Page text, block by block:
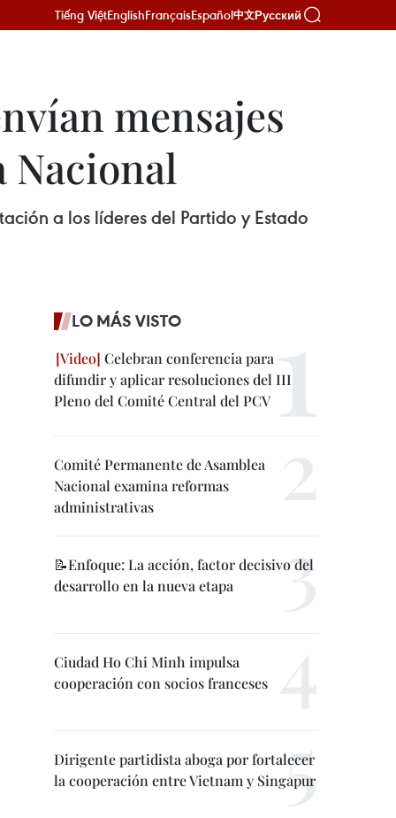
Tiếng ViệtEnglishFrançaisEspañol中文Русский
mensajes
Nacional
a los líderes del Partido y Estado
LO MÁS VISTO
Celebran conferencia para
difundir y aplicar resoluciones del III
Pleno del Comité Central del PCV
Comité Permanente de Asamblea
Nacional examina reformas
administrativas
📝Enfoque: La acción, factor decisivo del
desarrollo en la nueva etapa
Ciudad Ho Chi Minh impulsa
cooperación con socios franceses
Dirigente partidista aboga por fortalecer
la cooperación entre Vietnam y Singapur